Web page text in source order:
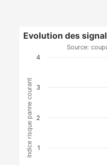
Indice risque panne courant
Evolution des
Source:
1
2
3
4